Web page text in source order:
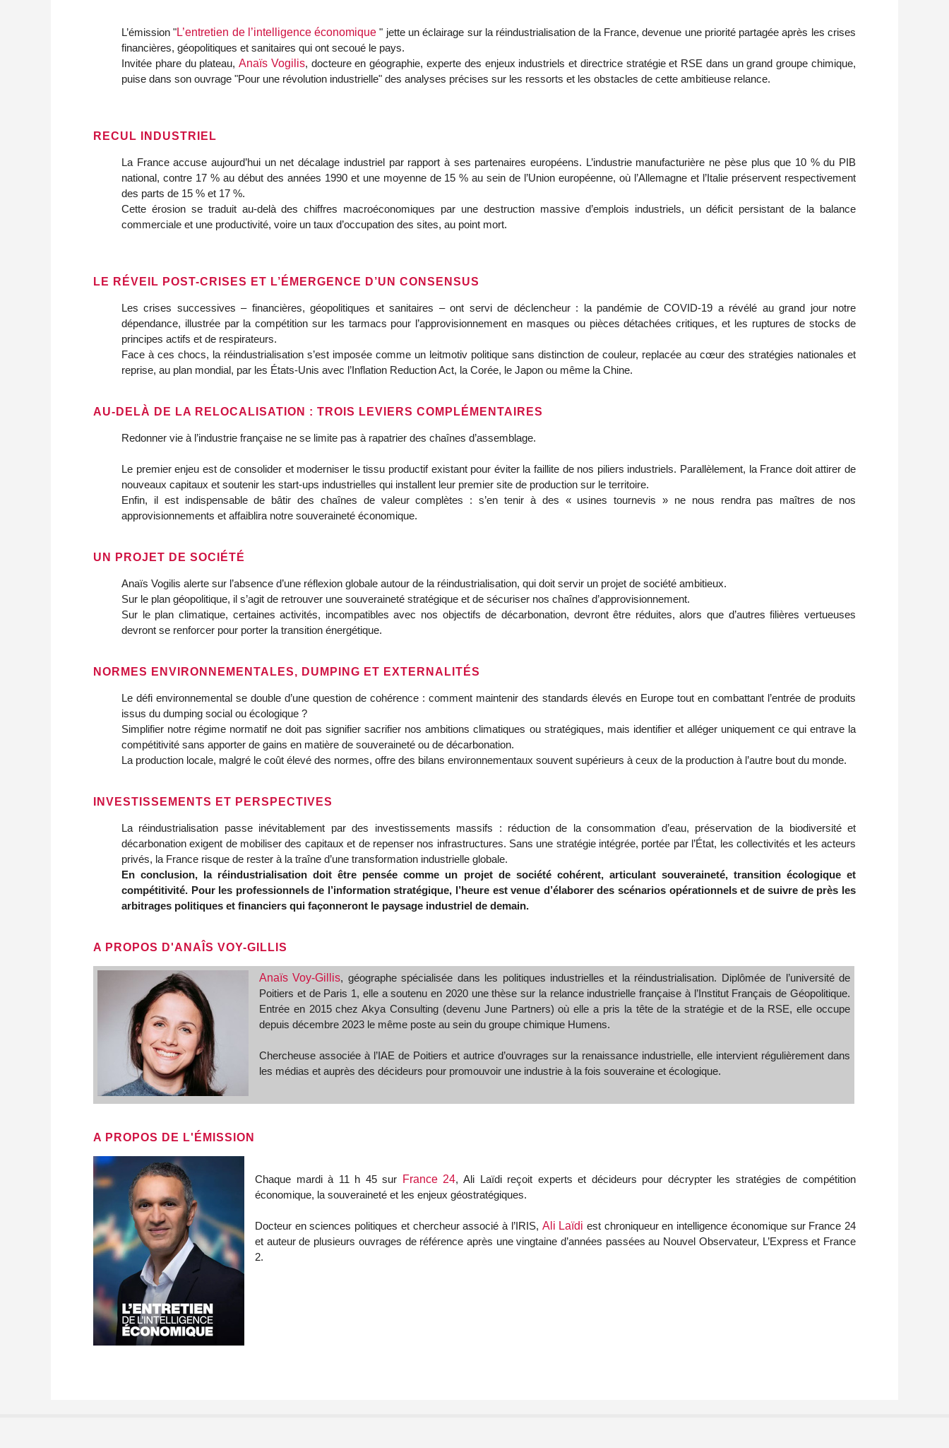
L’émission "L’entretien de l’intelligence économique " jette un éclairage sur la réindustrialisation de la France, devenue une priorité partagée après les crises
financières, géopolitiques et sanitaires qui ont secoué le pays.
Invitée phare du plateau,Anaïs Vogilis, docteure en géographie, experte des enjeux industriels et directrice stratégie et RSE dans un grand groupe chimique,
puise dans son ouvrage "Pour une révolution industrielle" des analyses précises sur les ressorts et les obstacles de cette ambitieuse relance.
RECUL INDUSTRIEL
La France accuse aujourd’hui un net décalage industriel par rapport à ses partenaires européens. L’industrie manufacturière ne pèse plus que 10 % du PIB
national, contre 17 % au début des années 1990 et une moyenne de 15 % au sein de l’Union européenne, où l’Allemagne et l’Italie préservent respectivement
des parts de 15 % et 17 %.
Cette érosion se traduit au-delà des chiffres macroéconomiques par une destruction massive d’emplois industriels, un déficit persistant de la balance
commerciale et une productivité, voire un taux d’occupation des sites, au point mort.
LE RÉVEIL POST-CRISES ET L’ÉMERGENCE D’UN CONSENSUS
Les crises successives – financières, géopolitiques et sanitaires – ont servi de déclencheur : la pandémie de COVID-19 a révélé au grand jour notre
dépendance, illustrée par la compétition sur les tarmacs pour l’approvisionnement en masques ou pièces détachées critiques, et les ruptures de stocks de
principes actifs et de respirateurs.
Face à ces chocs, la réindustrialisation s’est imposée comme un leitmotiv politique sans distinction de couleur, replacée au cœur des stratégies nationales et
reprise, au plan mondial, par les États-Unis avec l’Inflation Reduction Act, la Corée, le Japon ou même la Chine.
AU-DELÀ DE LA RELOCALISATION : TROIS LEVIERS COMPLÉMENTAIRES
Redonner vie à l’industrie française ne se limite pas à rapatrier des chaînes d’assemblage.
Le premier enjeu est de consolider et moderniser le tissu productif existant pour éviter la faillite de nos piliers industriels. Parallèlement, la France doit attirer de
nouveaux capitaux et soutenir les start-ups industrielles qui installent leur premier site de production sur le territoire.
Enfin, il est indispensable de bâtir des chaînes de valeur complètes : s’en tenir à des « usines tournevis » ne nous rendra pas maîtres de nos
approvisionnements et affaiblira notre souveraineté économique.
UN PROJET DE SOCIÉTÉ
Anaïs Vogilis alerte sur l’absence d’une réflexion globale autour de la réindustrialisation, qui doit servir un projet de société ambitieux.
Sur le plan géopolitique, il s’agit de retrouver une souveraineté stratégique et de sécuriser nos chaînes d’approvisionnement.
Sur le plan climatique, certaines activités, incompatibles avec nos objectifs de décarbonation, devront être réduites, alors que d’autres filières vertueuses
devront se renforcer pour porter la transition énergétique.
NORMES ENVIRONNEMENTALES, DUMPING ET EXTERNALITÉS
Le défi environnemental se double d’une question de cohérence : comment maintenir des standards élevés en Europe tout en combattant l’entrée de produits
issus du dumping social ou écologique ?
Simplifier notre régime normatif ne doit pas signifier sacrifier nos ambitions climatiques ou stratégiques, mais identifier et alléger uniquement ce qui entrave la
compétitivité sans apporter de gains en matière de souveraineté ou de décarbonation.
La production locale, malgré le coût élevé des normes, offre des bilans environnementaux souvent supérieurs à ceux de la production à l’autre bout du monde.
INVESTISSEMENTS ET PERSPECTIVES
La réindustrialisation passe inévitablement par des investissements massifs : réduction de la consommation d’eau, préservation de la biodiversité et
décarbonation exigent de mobiliser des capitaux et de repenser nos infrastructures. Sans une stratégie intégrée, portée par l’État, les collectivités et les acteurs
privés, la France risque de rester à la traîne d’une transformation industrielle globale.
En conclusion, la réindustrialisation doit être pensée comme un projet de société cohérent, articulant souveraineté, transition écologique et
compétitivité. Pour les professionnels de l’information stratégique, l’heure est venue d’élaborer des scénarios opérationnels et de suivre de près les
arbitrages politiques et financiers qui façonneront le paysage industriel de demain.
A PROPOS D'ANAÎS VOY-GILLIS
Anaïs Voy-Gillis, géographe spécialisée dans les politiques industrielles et la réindustrialisation. Diplômée de l’université de
Poitiers et de Paris 1, elle a soutenu en 2020 une thèse sur la relance industrielle française à l’Institut Français de Géopolitique.
Entrée en 2015 chez Akya Consulting (devenu June Partners) où elle a pris la tête de la stratégie et de la RSE, elle occupe
depuis décembre 2023 le même poste au sein du groupe chimique Humens.
Chercheuse associée à l’IAE de Poitiers et autrice d’ouvrages sur la renaissance industrielle, elle intervient régulièrement dans
les médias et auprès des décideurs pour promouvoir une industrie à la fois souveraine et écologique.
A PROPOS DE L'ÉMISSION
Chaque mardi à 11 h 45 sur France 24, Ali Laïdi reçoit experts et décideurs pour décrypter les stratégies de compétition
économique, la souveraineté et les enjeux géostratégiques.
Docteur en sciences politiques et chercheur associé à l’IRIS, Ali Laïdi est chroniqueur en intelligence économique sur France 24
et auteur de plusieurs ouvrages de référence après une vingtaine d’années passées au Nouvel Observateur, L’Express et France
2.